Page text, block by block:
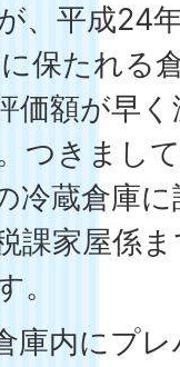
、平成24
保たれる
価額が早
つきまし
冷蔵倉庫
課家屋係
。
庫内にプ